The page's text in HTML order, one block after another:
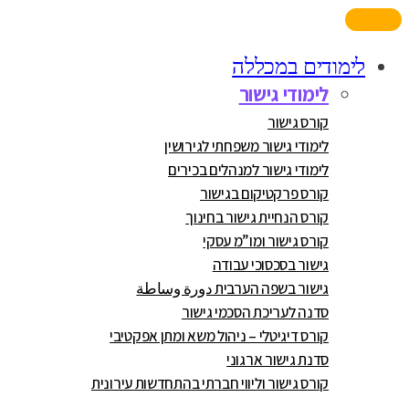
לימודים במכללה
לימודי גישור
קורס גישור
לימודי גישור משפחתי לגירושין
לימודי גישור למנהלים בכירים
קורס פרקטיקום בגישור
קורס הנחיית גישור בחינוך
קורס גישור ומו”מ עסקי
גישור בסכסוכי עבודה
גישור בשפה הערבית دورة وساطة
סדנה לעריכת הסכמי גישור
קורס דיגיטלי – ניהול משא ומתן אפקטיבי
סדנת גישור ארגוני
קורס גישור וליווי חברתי בהתחדשות עירונית